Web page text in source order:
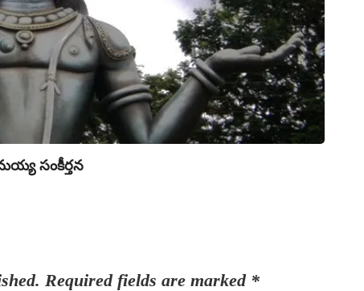
సంకీర్తన
Required fields are marked *